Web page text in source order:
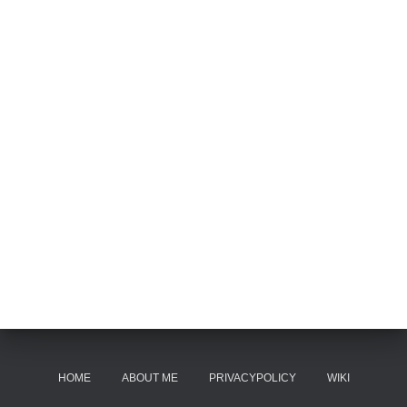
HOME ABOUT ME PRIVACYPOLICY WIKI